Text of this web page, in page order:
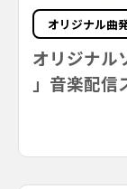
オリジナル曲
オリジナル
」音楽配信